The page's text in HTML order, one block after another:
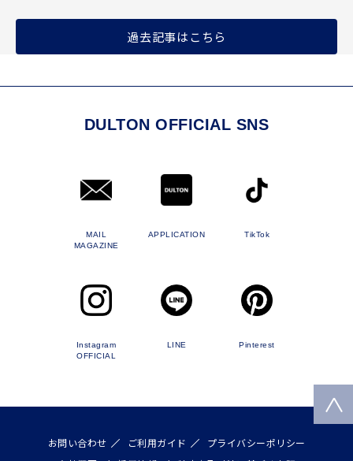
過去記事はこちら
DULTON OFFICIAL SNS
MAIL
MAGAZINE
APPLICATION TikTok
Instagram
OFFICIAL
LINE Pinterest
お問い合わせ ご利用ガイド
プライバシーポリシー